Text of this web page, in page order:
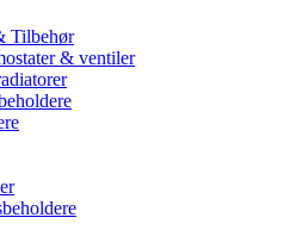
Tilbehør
& ventiler